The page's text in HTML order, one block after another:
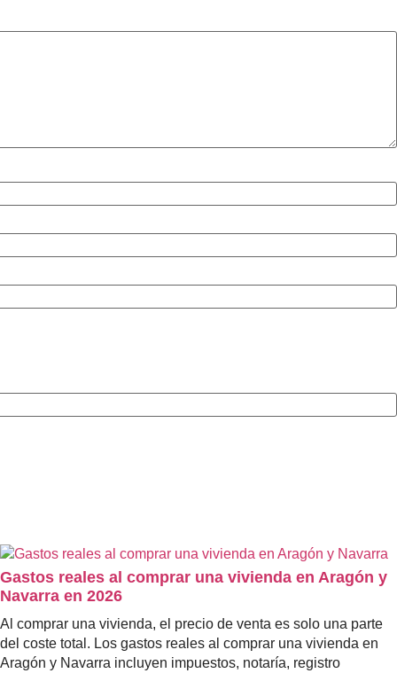
Gastos reales al comprar una vivienda en Aragón y
Navarra en 2026
Al comprar una vivienda, el precio de venta es solo una parte
del coste total. Los gastos reales al comprar una vivienda en
Aragón y Navarra incluyen impuestos, notaría, registro